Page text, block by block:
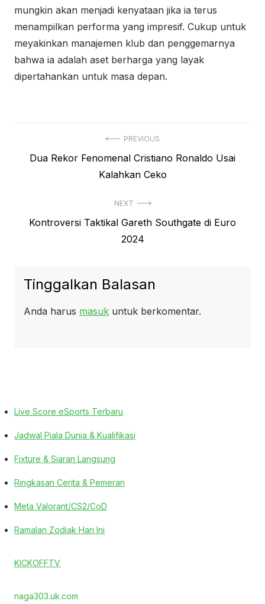
mungkin akan menjadi kenyataan jika ia terus
menampilkan performa yang impresif. Cukup untuk
meyakinkan manajemen klub dan penggemarnya
bahwa ia adalah aset berharga yang layak
dipertahankan untuk masa depan.
pos
PREVIOUS
Previous
Dua Rekor Fenomenal Cristiano Ronaldo Usai
Kalahkan Ceko
NEXT
Next
Kontroversi Taktikal Gareth Southgate di Euro
2024
Tinggalkan Balasan
Anda harus masuk untuk berkomentar.
Live Score eSports Terbaru
Jadwal Piala Dunia & Kualifikasi
Fixture & Siaran Langsung
Ringkasan Cerita & Pemeran
Meta Valorant/CS2/CoD
Ramalan Zodiak Hari Ini
KICKOFFTV
naga303.uk.com